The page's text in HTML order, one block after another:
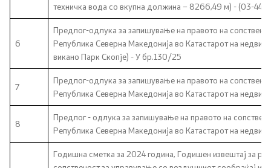
Органи во состав
Национални координатори
Генерален Секретаријат
Односи со јавност
техничка вода со вкупна должина – 8266,49 м) - (03-
6
Предлог-одлука за запишување на правото на
Република Северна Македонија во Катастарот на
викано Парк Скопје) - У бр.130/25
7
Предлог-одлука за запишување на правото на
Република Северна Македонија во Катастарот на
8
Предлог - одлука за запишување на правото на
Република Северна Македонија во Катастарот на
Годишна сметка за 2024 година, Годишен извештај за